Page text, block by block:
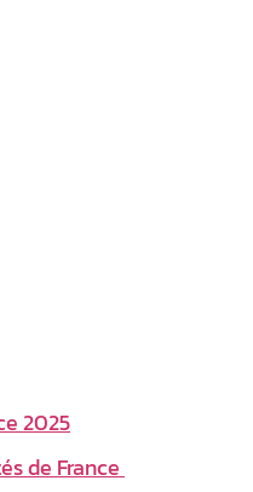
2025
de France